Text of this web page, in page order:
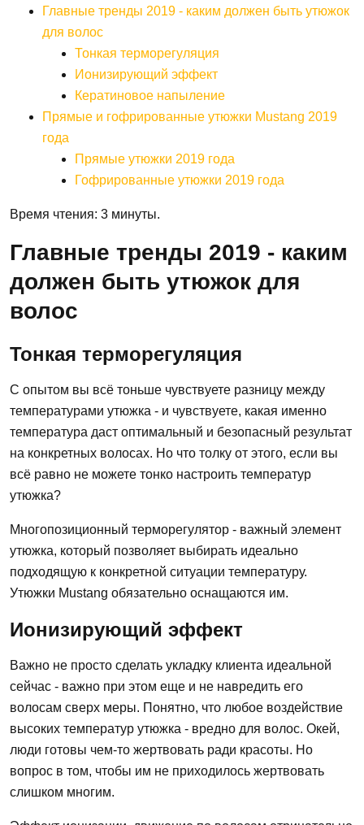
Главные тренды 2019 - каким должен быть утюжок
для волос
Тонкая терморегуляция
Ионизирующий эффект
Кератиновое напыление
Прямые и гофрированные утюжки Mustang 2019
года
Прямые утюжки 2019 года
Гофрированные утюжки 2019 года
Время чтения: 3 минуты.
Главные тренды 2019 - каким
должен быть утюжок для
волос
Тонкая терморегуляция
С опытом вы всё тоньше чувствуете разницу между
температурами утюжка - и чувствуете, какая именно
температура даст оптимальный и безопасный результат
на конкретных волосах. Но что толку от этого, если вы
всё равно не можете тонко настроить температур
утюжка?
Многопозиционный терморегулятор - важный элемент
утюжка, который позволяет выбирать идеально
подходящую к конкретной ситуации температуру.
Утюжки Mustang обязательно оснащаются им.
Ионизирующий эффект
Важно не просто сделать укладку клиента идеальной
сейчас - важно при этом еще и не навредить его
волосам сверх меры. Понятно, что любое воздействие
высоких температур утюжка - вредно для волос. Окей,
люди готовы чем-то жертвовать ради красоты. Но
вопрос в том, чтобы им не приходилось жертвовать
слишком многим.